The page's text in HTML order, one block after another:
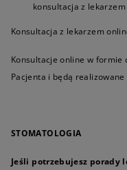
konsultacja z
Konsultacja z lekarzem
Konsultacje online w formie
Pacjenta i będą
STOMATOLOGIA
Jeśli potrzebujesz porady